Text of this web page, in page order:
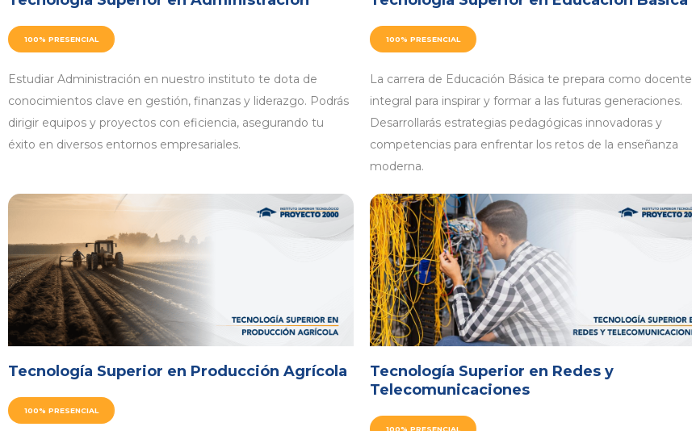
100% PRESENCIAL
Estudiar Administración en nuestro instituto te dota de
conocimientos clave en gestión, finanzas y liderazgo. Podrás
dirigir equipos y proyectos con eficiencia, asegurando tu
éxito en diversos entornos empresariales.
100% PRESENCIAL
La carrera de Educación Básica te prepara como docente
integral para inspirar y formar a las futuras generaciones.
Desarrollarás estrategias pedagógicas innovadoras y
competencias para enfrentar los retos de la enseñanza
moderna.
Tecnología Superior en Producción Agrícola
100% PRESENCIAL
Tecnología Superior en Redes y
Telecomunicaciones
100% PRESENCIAL